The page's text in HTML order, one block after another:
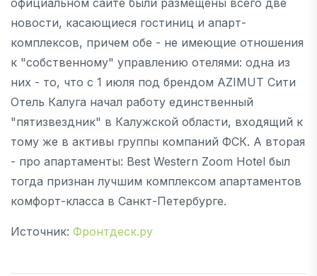
новости, касающиеся гостиниц и апарт-
комплексов, причем обе - не имеющие отношения
к "собственному" управлению отелями: одна из
них - то, что с 1 июля под брендом AZIMUT Сити
Отель Калуга начал работу единственный
"пятизвездник" в Калужской области, входящий к
тому же в активы группы компаний ФСК. А вторая
- про апартаменты: Best Western Zoom Hotel был
тогда признан лучшим комплексом апартаментов
комфорт-класса в Санкт-Петербурге.
Источник: Фронтдеск.ру